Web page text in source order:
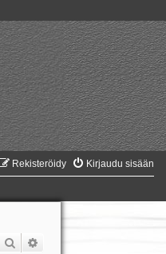
Kirjaudu sisään
Rekisteröidy
Etsi